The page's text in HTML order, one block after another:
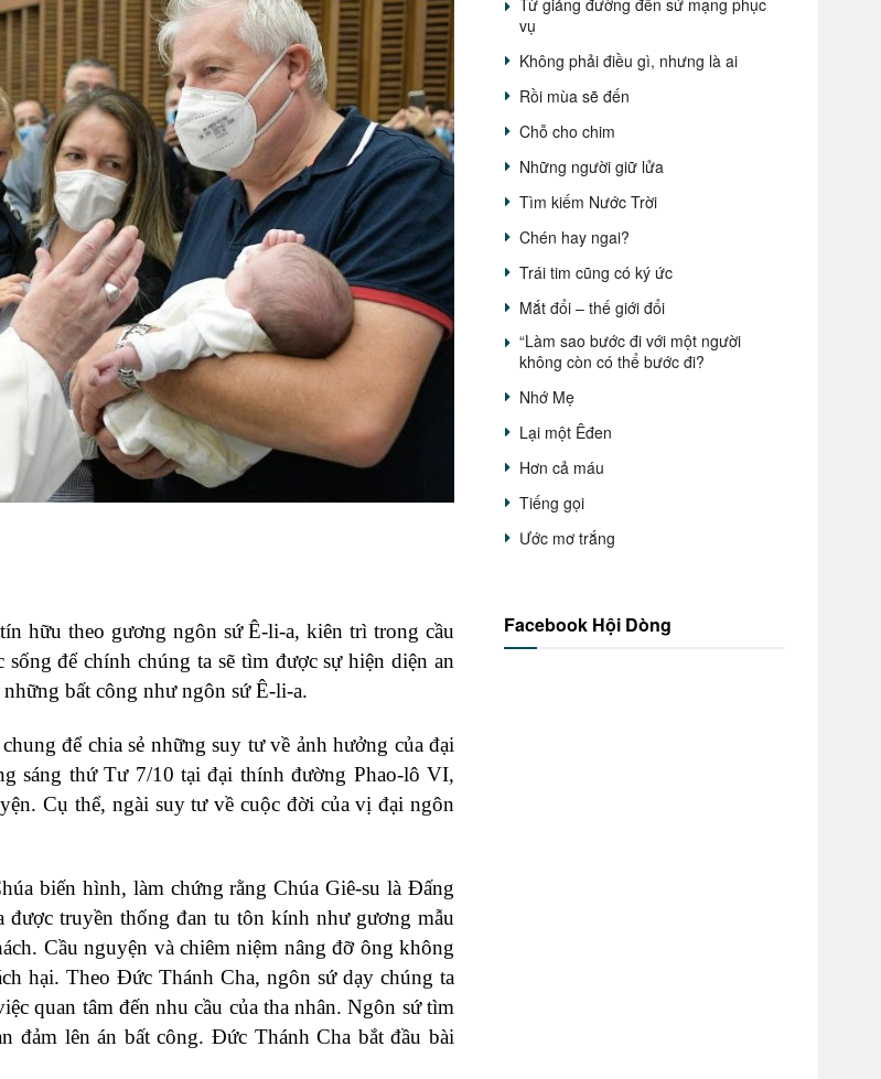
hữu theo gương ngôn sứ Ê-li-a, kiên trì trong cầu
để chính chúng ta sẽ tìm được sự hiện diện an
bất công như ngôn sứ Ê-li-a.
để chia sẻ những suy tư về ảnh hưởng của đại
sáng thứ Tư 7/10 tại đại thính đường Phao-lô VI,
Cụ thể, ngài suy tư về cuộc đời của vị đại ngôn
biến hình, làm chứng rằng Chúa Giê-su là Đấng
truyền thống đan tu tôn kính như gương mẫu
Cầu nguyện và chiêm niệm nâng đỡ ông không
hại. Theo Đức Thánh Cha, ngôn sứ dạy chúng ta
quan tâm đến nhu cầu của tha nhân. Ngôn sứ tìm
đảm lên án bất công. Đức Thánh Cha bắt đầu bài
Từ giảng đường đến sứ mạng phục
vụ
Không phải điều gì, nhưng là ai
Rồi mùa sẽ đến
Chỗ cho chim
Những người giữ lửa
Tìm kiếm Nước Trời
Chén hay ngai?
Trái tim cũng có ký ức
Mắt đổi – thế giới đổi
“Làm sao bước đi với một người
không còn có thể bước đi?
Nhớ Mẹ
Lại một Êđen
Hơn cả máu
Tiếng gọi
Ước mơ trắng
Facebook Hội Dòng